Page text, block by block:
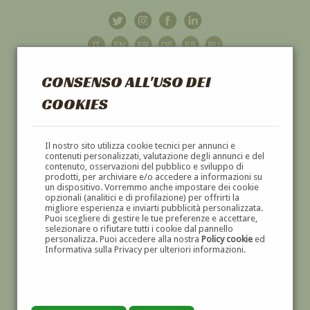
CONSENSO ALL'USO DEI
COOKIES
Il nostro sito utilizza cookie tecnici per annunci e
contenuti personalizzati, valutazione degli annunci e del
contenuto, osservazioni del pubblico e sviluppo di
prodotti, per archiviare e/o accedere a informazioni su
un dispositivo. Vorremmo anche impostare dei cookie
opzionali (analitici e di profilazione) per offrirti la
migliore esperienza e inviarti pubblicità personalizzata.
Puoi scegliere di gestire le tue preferenze e accettare,
selezionare o rifiutare tutti i cookie dal pannello
personalizza. Puoi accedere alla nostra Policy cookieed
Informativa sulla Privacy per ulteriori informazioni.
GALLERIAD'ARTE
DIPINTI E SCULTURE '800 E '900